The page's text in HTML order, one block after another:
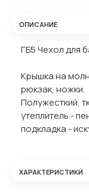
ОПИСАНИЕ
ГБ5 Чехол для
Крышка на
рюкзак, ножки.
Полужесткий,
утеплитель -
подкладка -
ХАРАКТЕРИСТИКИ